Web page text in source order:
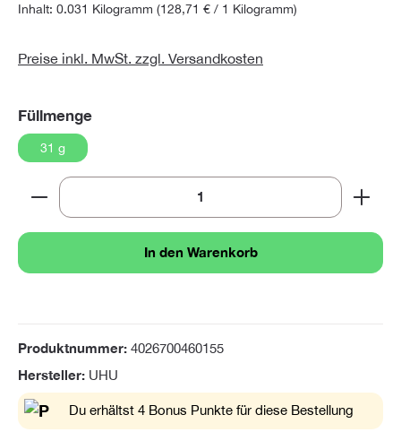
Inhalt: 0.031 Kilogramm (128,71 € / 1 Kilogramm)
Preise inkl. MwSt. zzgl. Versandkosten
Füllmengeauswählen
31 g
Produkt Anzahl: Gib den gewünschten Wert ein
In den Warenkorb
Produktnummer: 4026700460155
Hersteller: UHU
Du erhältst 4 Bonus Punkte für diese Bestellung